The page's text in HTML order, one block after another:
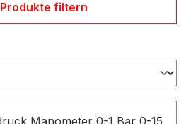
Produkte filtern